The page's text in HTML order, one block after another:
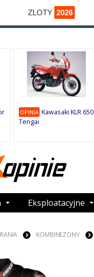
ZLOTY 2026
OPINIA Kawasaki KLR 650
Tengai
Eksploatacyjne
KOMBINEZONY